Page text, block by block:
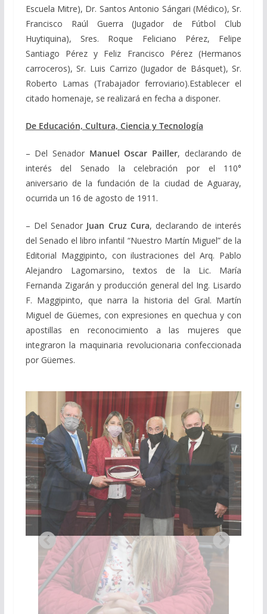
Escuela Mitre), Dr. Santos Antonio Sángari (Médico), Sr.
Francisco Raúl Guerra (Jugador de Fútbol Club
Huytiquina), Sres. Roque Feliciano Pérez, Felipe
Santiago Pérez y Feliz Francisco Pérez (Hermanos
carroceros), Sr. Luis Carrizo (Jugador de Básquet), Sr.
Roberto Lamas (Trabajador ferroviario).Establecer el
citado homenaje, se realizará en fecha a disponer.
De Educación, Cultura, Ciencia y Tecnología
– Del Senador Manuel Oscar Pailler, declarando de
interés del Senado la celebración por el 110°
aniversario de la fundación de la ciudad de Aguaray,
ocurrida un 16 de agosto de 1911.
– Del Senador Juan Cruz Cura, declarando de interés
del Senado el libro infantil “Nuestro Martín Miguel” de la
Editorial Maggipinto, con ilustraciones del Arq. Pablo
Alejandro Lagomarsino, textos de la Lic. María
Fernanda Zigarán y producción general del Ing. Lisardo
F. Maggipinto, que narra la historia del Gral. Martín
Miguel de Güemes, con expresiones en quechua y con
apostillas en reconocimiento a las mujeres que
integraron la maquinaria revolucionaria confeccionada
por Güemes.